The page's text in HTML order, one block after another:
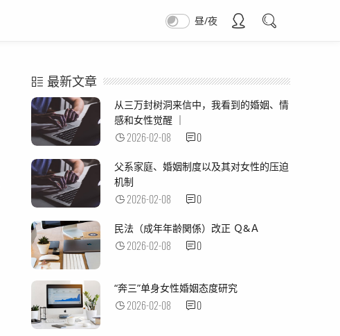
昼/夜
最新文章
从三万封树洞来信中，我看到的婚姻、情
感和女性觉醒 ｜
2026-02-08 0
父系家庭、婚姻制度以及其对女性的压迫
机制
2026-02-08 0
民法（成年年齢関係）改正 Ｑ&Ａ
2026-02-08 0
“奔三”单身女性婚姻态度研究
2026-02-08 0